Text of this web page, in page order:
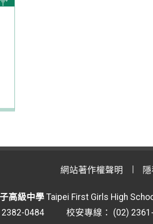
網站著作權聲明
高級中學Taipei First Girls High
0484 校安專線： (02) 2361-